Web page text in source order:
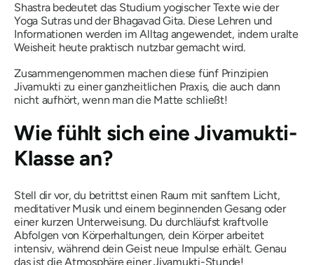
Shastra bedeutet das Studium yogischer Texte wie der
Yoga Sutrasundder Bhagavad Gita. Diese Lehren und
Informationen werden im Alltag angewendet, indem uralte
Weisheit heute praktisch nutzbar gemacht wird.
Zusammengenommen machen diese fünf Prinzipien
Jivamukti zu einer ganzheitlichen Praxis, die auch dann
nicht aufhört, wenn man die Matte schließt!
Wie fühlt sich eine Jivamukti-
Klasse an?
Stell dir vor, du betrittst einen Raum mit sanftem Licht,
meditativer Musik und einem beginnenden Gesang oder
einer kurzen Unterweisung. Du durchläufst kraftvolle
Abfolgen von Körperhaltungen, dein Körper arbeitet
intensiv, während dein Geist neue Impulse erhält. Genau
das ist die Atmosphäre einer Jivamukti-Stunde!